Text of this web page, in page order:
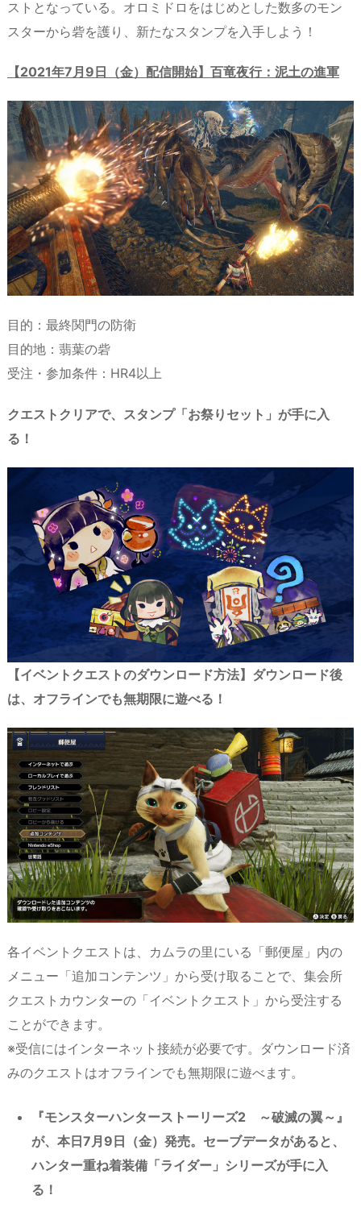
n
io
ストとなっている。オロミドロをはじめとした数多のモン
スターから砦を護り、新たなスタンプを入手しよう！
【2021年7月 9 日（金）配信開始】 百竜夜行：泥土の進軍
目的：最終関門の防衛
目的地：翡葉の砦
受注・参加条件：HR4以上
クエストクリアで、 スタンプ「お祭りセット 」 が手に入
る！
【イベントクエストのダウンロード方法】ダウンロード後
は、オフラインでも無期限に遊べる！
各イベントクエストは、カムラの里にいる「郵便屋」内の
メニュー「追加コンテンツ」から受け取ることで、集会所
クエストカウンターの「イベントクエスト」から受注する
ことができます。
※受信にはインターネット接続が必要です。ダウンロード済
みのクエストはオフラインでも無期限に遊べます。
『モンスターハンターストーリーズ2 ～破滅の翼～』
が、 本日7月9日（金）発売。 セーブデータがあると、
ハンター重ね着装備「ライダー」シリーズが手に入
る！